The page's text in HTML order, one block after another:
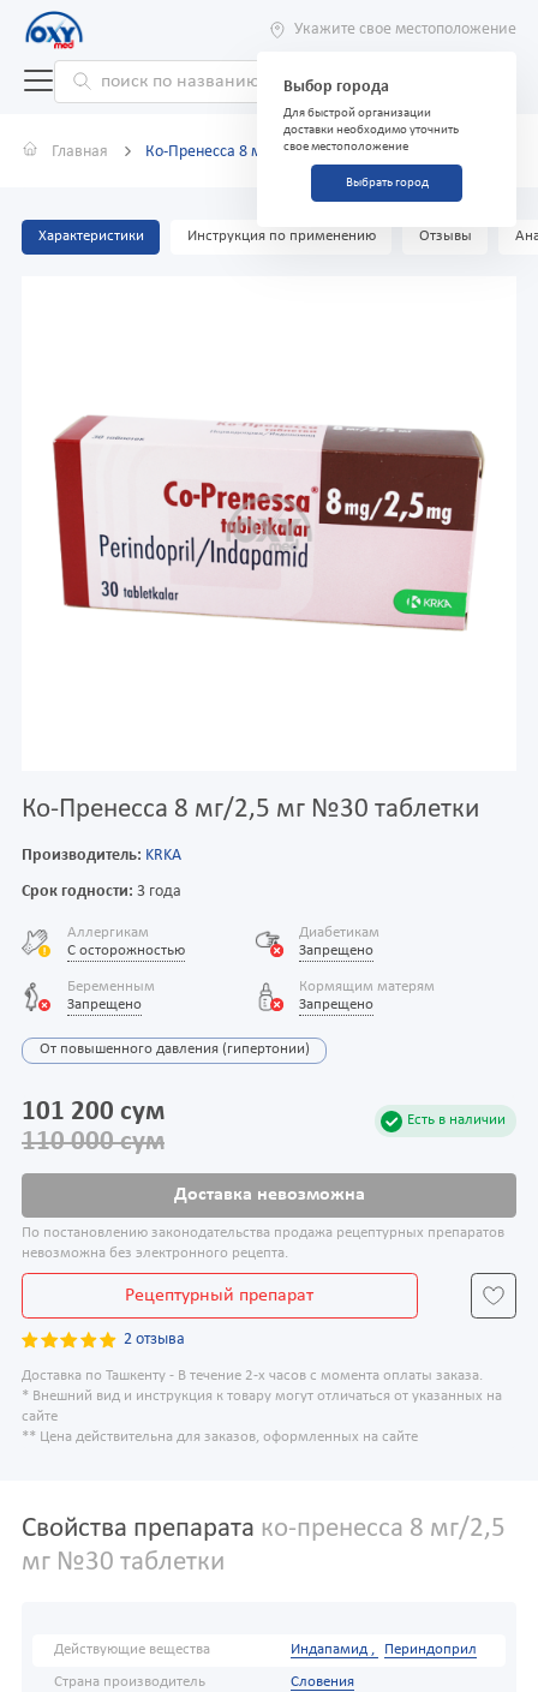
Укажите свое местоположение
Выбор города
Для быстрой организации
доставки необходимо уточнить
свое местоположение
Выбрать город
Главная Ко-Пренесса 8 мг/2,5 мг №30 таблетки
Характеристики Инструкция по применению Отзывы
Ко-Пренесса 8 мг/2,5 мг №30 таблетки
Производитель: KRKA
Срок годности: 3 года
Аллергикам
С осторожностью
Диабетикам
Запрещено
Беременным
Запрещено
Кормящим матерям
Запрещено
От повышенного давления (гипертонии)
Есть в наличии
101 200 сум
110 000 сум
Доставка невозможна
По постановлению законодательства продажа рецептурных препаратов
невозможна без электронного рецепта.
Рецептурный препарат
2 отзыва
Доставка по Ташкенту - В течение 2-х часов с момента оплаты заказа.
* Внешний вид и инструкция к товару могут отличаться от указанных на
сайте
** Цена действительна для заказов, оформленных на сайте
Свойства препарата ко-пренесса 8 мг/2,5
мг №30 таблетки
Действующие вещества Индапамид , Периндоприл
Страна производитель Словения